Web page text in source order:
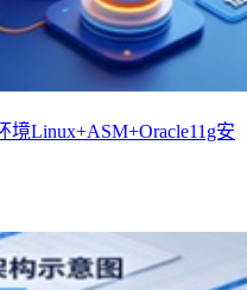
境Linux+ASM+Oracle11g安